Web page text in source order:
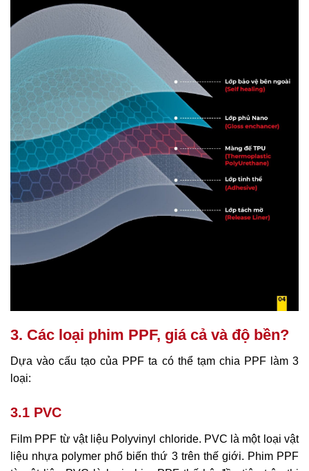
3. Các loại phim PPF, giá cả và độ bền?
Dựa vào cấu tạo của PPF ta có thể tạm chia PPF làm 3
loại:
3.1 PVC
Film PPF từ vật liệu Polyvinyl chloride. PVC là một loại vật
liệu nhựa polymer phổ biến thứ 3 trên thế giới. Phim PPF